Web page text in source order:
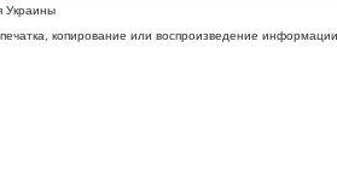
Украины
копирование или воспроизведение